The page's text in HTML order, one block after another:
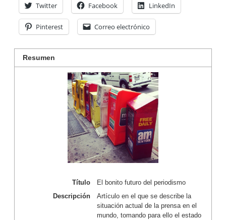
Twitter Facebook LinkedIn
Pinterest Correo electrónico
Resumen
Título
El bonito futuro del periodismo
Descripción
Artículo en el que se describe la
situación actual de la prensa en el
mundo, tomando para ello el estado